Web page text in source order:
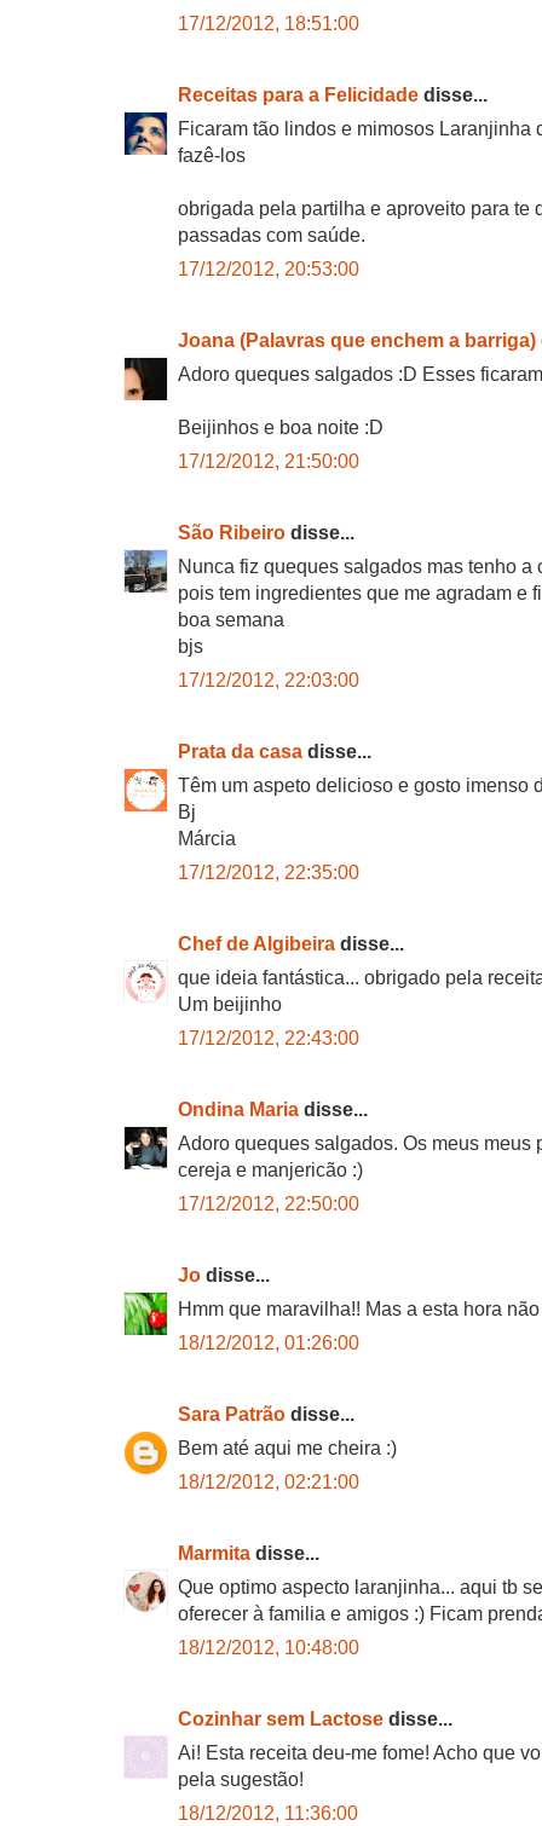
17/12/2012, 18:51:00
Receitas para a Felicidade disse...
Ficaram tão lindos e mimosos Laranjinha
fazê-los
obrigada pela partilha e aproveito para te
passadas com saúde.
17/12/2012, 20:53:00
Joana (Palavras que enchem a barriga)
Adoro queques salgados :D Esses
Beijinhos e boa noite :D
17/12/2012, 21:50:00
São Ribeiro disse...
Nunca fiz queques salgados mas tenho a
pois tem ingredientes que me agradam e
boa semana
bjs
17/12/2012, 22:03:00
Prata da casa disse...
Têm um aspeto delicioso e gosto imenso
Bj
Márcia
17/12/2012, 22:35:00
Chef de Algibeira disse...
que ideia fantástica... obrigado pela
Um beijinho
17/12/2012, 22:43:00
Ondina Maria disse...
Adoro queques salgados. Os meus meus
cereja e manjericão :)
17/12/2012, 22:50:00
Jo disse...
Hmm que maravilha!! Mas a esta hora
18/12/2012, 01:26:00
Sara Patrão disse...
Bem até aqui me cheira :)
18/12/2012, 02:21:00
Marmita disse...
Que optimo aspecto laranjinha... aqui tb
oferecer à familia e amigos :) Ficam
18/12/2012, 10:48:00
Cozinhar sem Lactose disse...
Ai! Esta receita deu-me fome! Acho que
pela sugestão!
18/12/2012, 11:36:00